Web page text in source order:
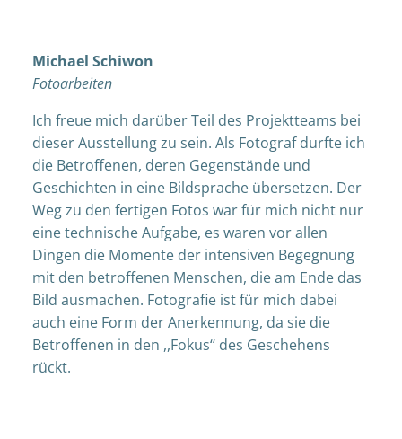
Michael Schiwon
Fotoarbeiten
Ich freue mich darüber Teil des Projektteams bei
dieser Ausstellung zu sein. Als Fotograf durfte ich
die Betroffenen, deren Gegenstände und
Geschichten in eine Bildsprache übersetzen. Der
Weg zu den fertigen Fotos war für mich nicht nur
eine technische Aufgabe, es waren vor allen
Dingen die Momente der intensiven Begegnung
mit den betroffenen Menschen, die am Ende das
Bild ausmachen. Fotografie ist für mich dabei
auch eine Form der Anerkennung, da sie die
Betroffenen in den ,,Fokus‘‘ des Geschehens
rückt.